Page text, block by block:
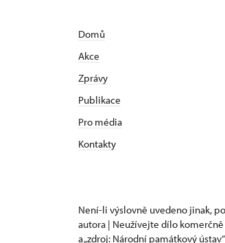
Domů
Akce
Zprávy
Publikace
Pro média
Kontakty
Není-li výslovně uvedeno jinak,
autora | Neužívejte dílo
a „zdroj: Národní památkový ústav“